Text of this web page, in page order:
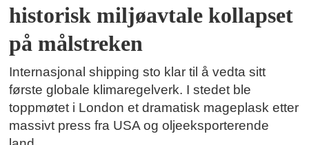
historisk miljøavtale kollapset
på målstreken
Internasjonal shipping sto klar til å vedta sitt
første globale klimaregelverk. I stedet ble
toppmøtet i London et dramatisk mageplask etter
massivt press fra USA og oljeeksporterende